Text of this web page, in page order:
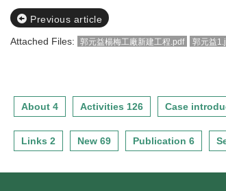
Previous article
Attached Files:
郭元益楊梅工廠新建工程.pdf 郭元益
About 4 Activities 126 Case
Links 2 New 69 Publication 6